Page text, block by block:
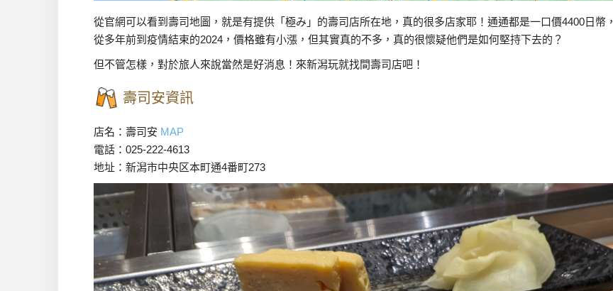
從官網可以看到壽司地圖，就是有提供「極み」的壽司店所在地，真的很多店家耶！通通都是一口價4400日幣，
從多年前到疫情結束的2024，價格雖有小漲，但其實真的不多，真的很懷疑他們是如何堅持下去的？
但不管怎樣，對於旅人來說當然是好消息！來新潟玩就找間壽司店吧！
壽司安資訊
店名：壽司安 MAP
電話：025-222-4613
地址：新潟市中央区本町通4番町273